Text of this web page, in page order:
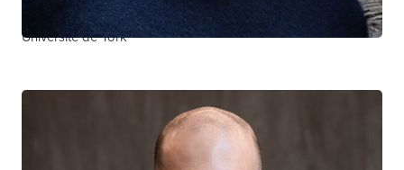
Centre de toxicomanie et de santé mentale
Université de York